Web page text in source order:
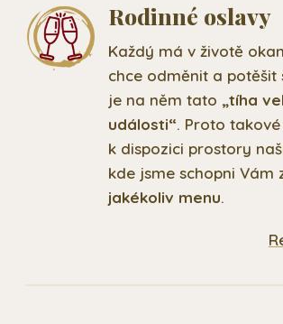
Rodinné oslavy
Každý má v životě
chce odměnit a potěšit
je na něm tato „tíha
události“. Proto
k dispozici prostory
kde jsme schopni Vám
jakékoliv menu.